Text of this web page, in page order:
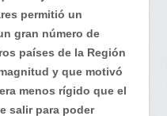
permitió un
gran número de
países de la Región
y que motivó
menos rígido que el
salir para poder